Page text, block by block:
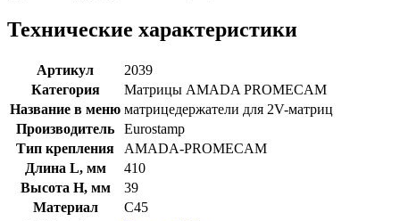
Технические характеристики
Артикул
2039
Категория
Матрицы AMADA PROMECAM
Название в меню матрицедержатели для 2V-матриц
Производитель
Eurostamp
Тип крепления
AMADA-PROMECAM
Длина L, мм
410
Высота H, мм
39
Материал
C45